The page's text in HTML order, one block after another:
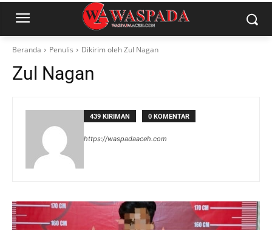
Beranda Penulis Dikirim oleh Zul Nagan
Zul Nagan
439 KIRIMAN 0 KOMENTAR
https://waspadaaceh.com